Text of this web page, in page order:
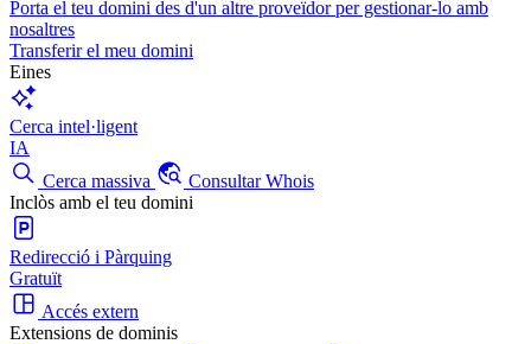
Porta el teu domini des d'un altre proveïdor per gestionar-lo amb
nosaltres
Transferir el meu domini
Eines
Cerca intel·ligent
IA
Cerca massiva
Consultar Whois
Inclòs amb el teu domini
Redirecció i Pàrquing
Gratuït
Accés extern
Extensions de dominis